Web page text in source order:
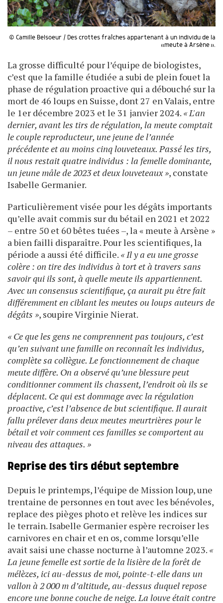
© Camille Belsoeur / Des crottes fraîches appartenant à un individu de la
«meute à Arsène ».
La grosse difficulté pour l’équipe de biologistes,
c’est que la famille étudiée a subi de plein fouet la
phase de régulation proactive qui a débouché sur la
mort de 46 loups en Suisse, dont 27 en Valais, entre
le 1er décembre 2023 et le 31 janvier 2024. « L'an
dernier, avant les tirs de régulation, la meute comptait
le couple reproducteur, une jeune de l’année
précédente et au moins cinq louveteaux. Passé les tirs,
il nous restait quatre individus : la femelle dominante,
un jeune mâle de 2023 et deux louveteaux », constate
Isabelle Germanier.
Particulièrement visée pour les dégâts importants
qu’elle avait ­commis sur du bétail en 2021 et 2022
– entre 50 et 60 bêtes tuées –, la « meute à Arsène »
a bien failli disparaître. Pour les scientifiques, la
période a aussi été difficile. « Il y a eu une grosse
colère : on tire des individus à tort et à travers sans
savoir qui ils sont, à quelle meute ils appartiennent.
Avec un consensus scientifique, ça aurait pu être fait
différemment en ciblant les meutes ou loups auteurs de
dégâts », soupire Virginie ­Nierat.
« Ce que les gens ne comprennent pas toujours, c’est
qu’en suivant une famille on reconnaît les individus,
complète sa collègue. Le fonctionnement de chaque
meute diffère. On a observé qu’une blessure peut
conditionner comment ils chassent, l’endroit où ils se
déplacent. Ce qui est dommage avec la régulation
proactive, c’est l’absence de but scientifique. Il aurait
fallu prélever dans deux meutes meurtrières pour le
bétail et voir comment ces familles se comportent au
niveau des attaques. »
Reprise des tirs début septembre
Depuis le printemps, l’équipe de Mission loup, une
trentaine de personnes en tout avec les bénévoles,
replace des pièges photo et relève les indices sur
le terrain. Isabelle Germanier espère recroiser les
carnivores en chair et en os, comme lorsqu’elle
avait saisi une chasse nocturne à l’automne 2023. «
La jeune femelle est sortie de la lisière de la forêt de
mélèzes, ici au-dessus de moi, pointe-t-elle dans un
vallon à 2 000 m d’altitude, au-dessus duquel repose
encore une bonne couche de neige. La louve était contre